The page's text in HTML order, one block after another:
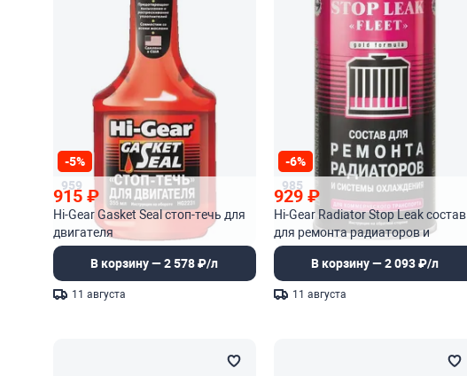
-5%
959
915₽
Hi-Gear Gasket Seal стоп-течь для
двигателя
В корзину — 2 578 ₽/л
11 августа
-6%
985
929₽
Hi-Gear Radiator Stop Leak состав
для ремонта радиаторов и
системы охлаждения
В корзину — 2 093 ₽/л
11 августа